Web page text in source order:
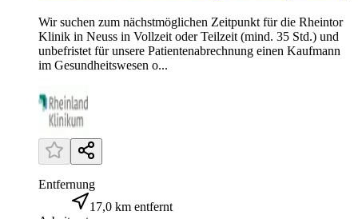
Wir suchen zum nächstmöglichen Zeitpunkt für die Rheintor
Klinik in Neuss in Vollzeit oder Teilzeit (mind. 35 Std.) und
unbefristet für unsere Patientenabrechnung einen Kaufmann
im Gesundheitswesen o...
Entfernung
17,0 km entfernt